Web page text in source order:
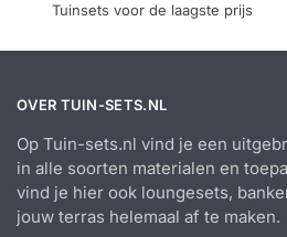
Tuinsets voor de laagste prijs
OVER TUIN-SETS.NL
Op Tuin-sets.nl vind je een
in alle soorten materialen en
vind je hier ook loungesets,
jouw terras helemaal af te maken.